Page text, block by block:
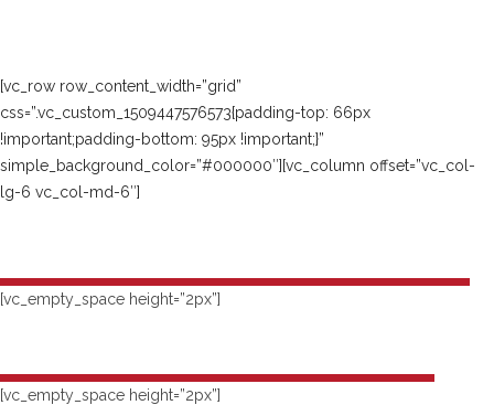
[vc_row row_content_width=”grid”
css=”.vc_custom_1509447576573{padding-top: 66px
!important;padding-bottom: 95px !important;}”
simple_background_color=”#000000″][vc_column offset=”vc_col-
lg-6 vc_col-md-6″]
[vc_empty_space height=”2px”]
[vc_empty_space height=”2px”]